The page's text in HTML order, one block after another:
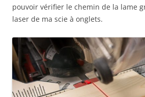
pouvoir vérifier le chemin de la lame
laser de ma scie à onglets.